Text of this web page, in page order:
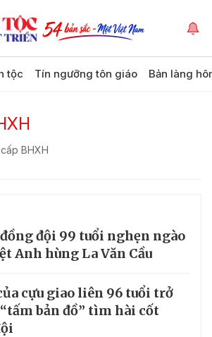
tộc Tín ngưỡng tôn giáo Bản làng
BHXH
đội 99 tuổi nghẹn ngào
Anh hùng La Văn Cầu
cựu giao liên 96 tuổi trở
bản đồ” tìm hài cốt